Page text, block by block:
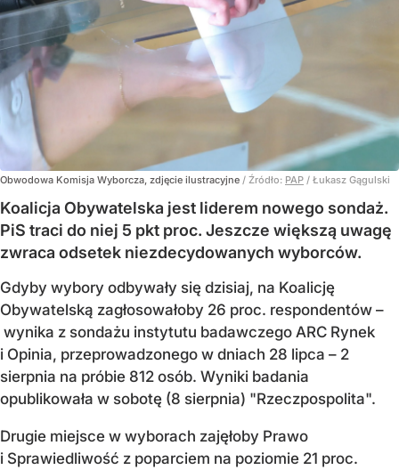
Obwodowa Komisja Wyborcza, zdjęcie ilustracyjne / Źródło: PAP / Łukasz Gągulski
Koalicja Obywatelska jest liderem nowego sondaż.
PiS traci do niej 5 pkt proc. Jeszcze większą uwagę
zwraca odsetek niezdecydowanych wyborców.
Gdyby wybory odbywały się dzisiaj, na Koalicję
Obywatelską zagłosowałoby 26 proc. respondentów –
wynika z sondażu instytutu badawczego ARC Rynek
i Opinia, przeprowadzonego w dniach 28 lipca – 2
sierpnia na próbie 812 osób. Wyniki badania
opublikowała w sobotę (8 sierpnia) "Rzeczpospolita".
Drugie miejsce w wyborach zajęłoby Prawo
i Sprawiedliwość z poparciem na poziomie 21 proc.